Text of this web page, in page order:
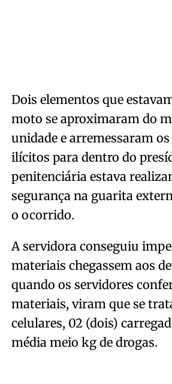
Dois elementos que
moto se aproximaram do
unidade e arremessaram
ilícitos para dentro do
penitenciária estava
segurança na guarita
o ocorrido.
A servidora conseguiu
materiais chegassem aos
quando os servidores
materiais, viram que se
celulares, 02 (dois)
média meio kg de drogas.